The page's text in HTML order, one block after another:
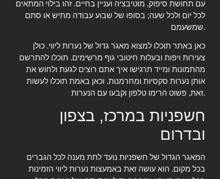
עם תחושת סיפוק, מוטיבציה ועניין בחיים. זהו בילוי המתאים
לכל יום ולכל שעה; בסופו של שבוע עבודה מתיש או סתם
שמשעמם.
כאן באתר תוכלו למצוא מאגר גדול של נערות ליווי. כולן
צעירות ויפות ובעלות חיטובי גוף מרשימים. תוכלו להתרשם
מהתמונות ומייד תרגישו איך אתם רוצים לגעת ולחוש את
אותן נערות סקסיות ומחרמנות. וכאן באמת תוכלו לעשות
זאת, פשוט הרימו טלפון וקבעו עם הנערות.
חשפניות במרכז, בצפון
ובדרום
המאגר הגדול של חשפניות נועד לתת מענה לכל הגברים
בכל מקום. הוא עושה זאת באמעצות נערות ליווי הזמינות